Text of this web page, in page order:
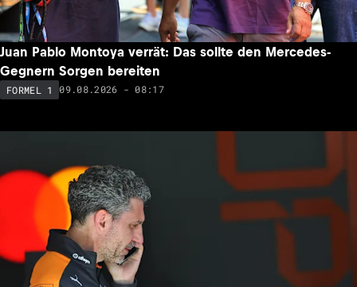
Juan Pablo Montoya verrät: Das sollte den Mercedes-
Gegnern Sorgen bereiten
FORMEL 1 09.08.2026 - 08:17